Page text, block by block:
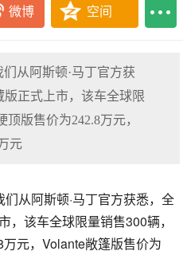
微博 空间
从阿斯顿·马丁官方获
版正式上市，该车全球限
顶版售价为242.8万元，
元
从阿斯顿·马丁官方获悉，全
，该车全球限量销售300辆，
元，Volante敞篷版售价为